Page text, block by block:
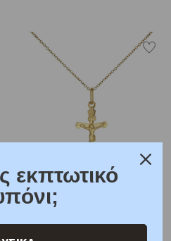
P-76809
Γυναικείος Σταυρός με τον
Εσταυρωμένο Χρυσός Κ14
εκπτωτικό